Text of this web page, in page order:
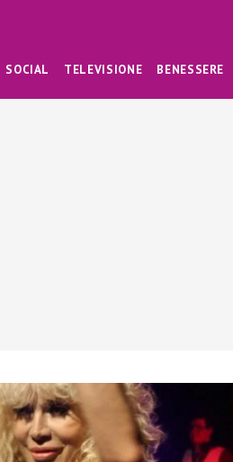
SOCIAL TELEVISIONE BENESSERE